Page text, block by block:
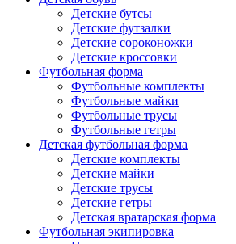
Детские бутсы
Детские футзалки
Детские сороконожки
Детские кроссовки
Футбольная форма
Футбольные комплекты
Футбольные майки
Футбольные трусы
Футбольные гетры
Детская футбольная форма
Детские комплекты
Детские майки
Детские трусы
Детские гетры
Детская вратарская форма
Футбольная экипировка